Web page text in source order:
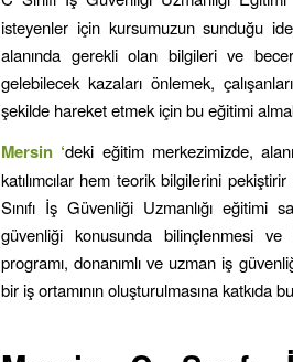
isteyenler için kursumuzun sunduğu
alanında gerekli olan bilgileri ve
gelebilecek kazaları önlemek,
şekilde hareket etmek için bu eğitimi
Mersin ‘deki eğitim merkezimizde,
katılımcılar hem teorik bilgilerini
Sınıfı İş Güvenliği Uzmanlığı eğitimi
güvenliği konusunda bilinçlenmesi
programı, donanımlı ve uzman iş
bir iş ortamının oluşturulmasına katkıda